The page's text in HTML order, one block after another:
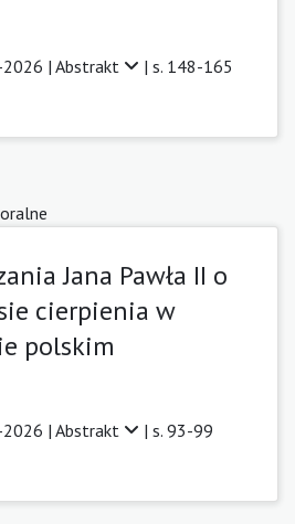
| Abstrakt | s. 148-165
Jana Pawła II o
cierpienia w
polskim
| Abstrakt | s. 93-99